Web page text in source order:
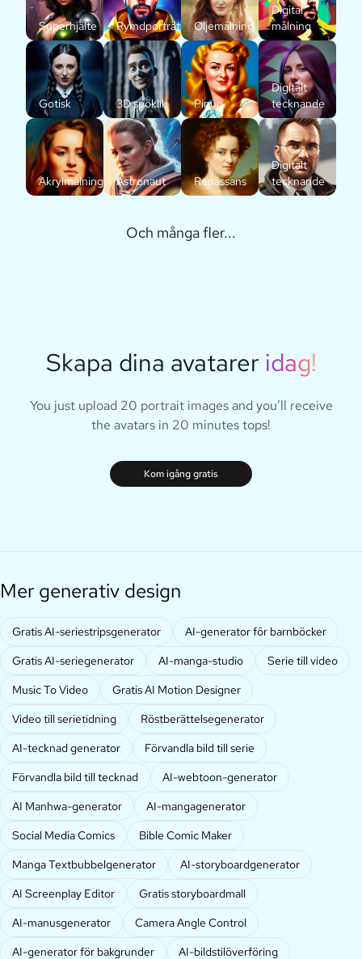
Superhjälte Rymdporträtt Oljemålning
Digital
målning
Gotisk 3D spöklik Pinup
Digitalt
tecknande
Akrylmålning Astronaut Renässans
Digitalt
tecknande
Och många fler...
Skapa dina avatarer idag!
You just upload 20 portrait images and you’ll receive
the avatars in 20 minutes tops!
Kom igång gratis
Mer generativ design
Gratis AI-seriestripsgenerator
AI-generator för barnböcker
Gratis AI-seriegenerator
AI-manga-studio
Serie till video
Music To Video
Gratis AI Motion Designer
Video till serietidning
Röstberättelsegenerator
AI-tecknad generator
Förvandla bild till serie
Förvandla bild till tecknad
AI-webtoon-generator
AI Manhwa-generator
AI-mangagenerator
Social Media Comics
Bible Comic Maker
Manga Textbubbelgenerator
AI-storyboardgenerator
AI Screenplay Editor
Gratis storyboardmall
AI-manusgenerator
Camera Angle Control
AI-generator för bakgrunder
AI-bildstilöverföring